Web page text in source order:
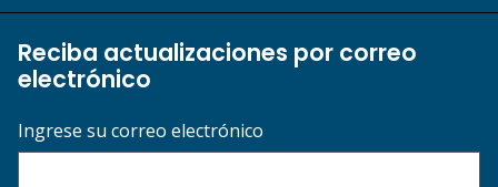
Reciba actualizaciones por correo
electrónico
Ingrese su correo electrónico